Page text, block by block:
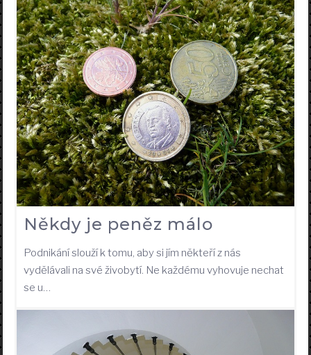
Někdy je peněz málo
Podnikání slouží k tomu, aby si jím někteří z nás
vydělávali na své živobytí. Ne každému vyhovuje nechat
se u…